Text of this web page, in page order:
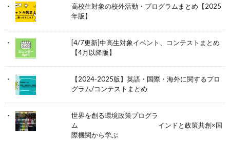
高校生対象の校外活動・プログラムまとめ【2025
年版】
[4/7更新]中高生対象イベント、コンテストまとめ
【4月以降版】
【2024-2025版】英語・国際・海外に関するプロ
グラム/コンテストまとめ
世界を創る環境政策プログラ
ム インドと政策共創×国
際機関から学ぶ